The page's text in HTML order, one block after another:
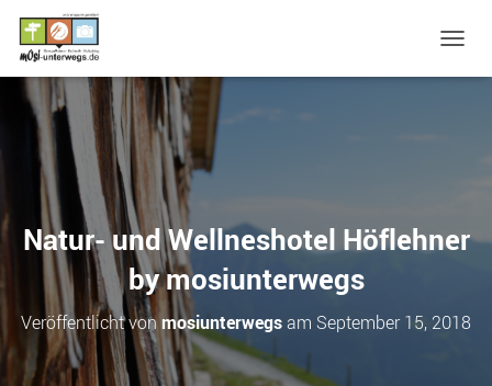
A
N
C
Natur- und Wellneshotel Höflehner
by mosiunterwegs
Veröffentlicht vonmosiunterwegsam September 15, 2018